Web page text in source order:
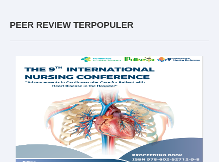
PEER REVIEW TERPOPULER